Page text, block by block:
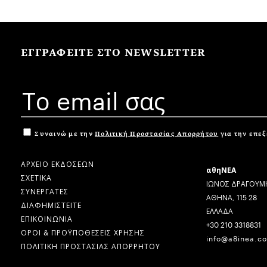
ΕΓΓΡΑΦΕΙΤΕ ΣΤΟ NEWSLETTER
Συναινώ με την Πολιτική Προστασίας Απορρήτου για την
ΑΡΧΕΙΟ ΕΚΔΟΣΕΩΝ
ΣΧΕΤΙΚΑ
ΣΥΝΕΡΓΑΤΕΣ
ΔΙΑΦΗΜΙΣΤΕΙΤΕ
ΕΠΙΚΟΙΝΩΝΙΑ
ΟΡΟΙ & ΠΡΟΫΠΟΘΕΣΕΙΣ ΧΡΗΣΗΣ
ΠΟΛΙΤΙΚΗ ΠΡΟΣΤΑΣΙΑΣ ΑΠΟΡΡΗΤΟΥ
αθηΝΕΑ
ΙΩΝΟΣ
ΑΘΗΝΑ, 115 28
ΕΛΛΑΔΑ
+30 210 3318831